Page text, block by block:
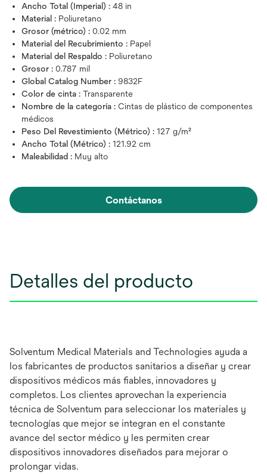
Ancho Total (Imperial) : 48 in
Material : Poliuretano
Grosor (métrico) : 0.02 mm
Material del Recubrimiento : Papel
Material del Respaldo : Poliuretano
Grosor : 0.787 mil
Global Catalog Number : 9832F
Color de cinta : Transparente
Nombre de la categoría : Cintas de plástico de componentes
médicos
Peso Del Revestimiento (Métrico) : 127 g/m²
Ancho Total (Métrico) : 121.92 cm
Maleabilidad : Muy alto
Contáctanos
Detalles del producto
Solventum Medical Materials and Technologies ayuda a
los fabricantes de productos sanitarios a diseñar y crear
dispositivos médicos más fiables, innovadores y
completos. Los clientes aprovechan la experiencia
técnica de Solventum para seleccionar los materiales y
tecnologías que mejor se integran en el constante
avance del sector médico y les permiten crear
dispositivos innovadores diseñados para mejorar o
prolongar vidas.